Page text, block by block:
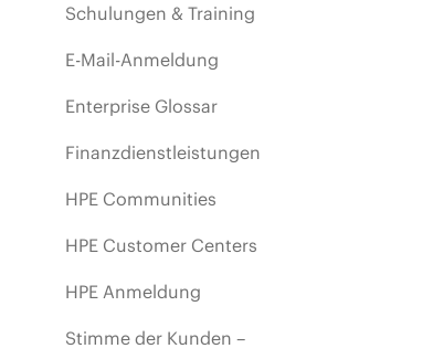
Schulungen & Training
E-Mail-Anmeldung
Enterprise Glossar
Finanzdienstleistungen
HPE Communities
HPE Customer Centers
HPE Anmeldung
Stimme der Kunden –